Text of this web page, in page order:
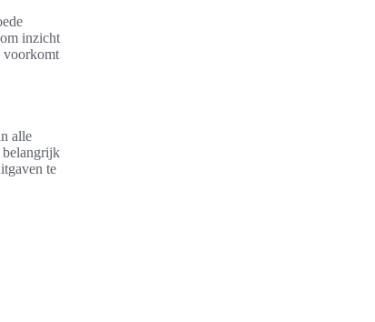
inzicht
voorkomt
alle
belangrijk
te